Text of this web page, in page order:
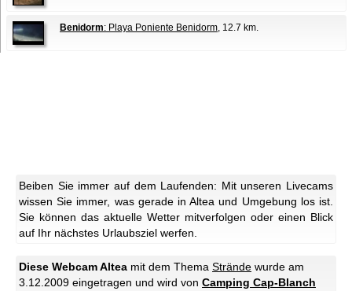
Benidorm: Playa Poniente Benidorm, 12.7 km.
Beiben Sie immer auf dem Laufenden: Mit unseren Livecams
wissen Sie immer, was gerade in Altea und Umgebung los ist.
Sie können das aktuelle Wetter mitverfolgen oder einen Blick
auf Ihr nächstes Urlaubsziel werfen.
Diese Webcam Altea mit dem Thema Strände wurde am
3.12.2009 eingetragen und wird von Camping Cap-Blanch